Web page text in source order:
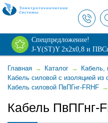
Спецпредложение!
J-Y(ST)Y 2х2х0,8 и
Главная → Каталог → Кабель,
Кабель силовой с изоляцией из
Кабель силовой ПвПГнг-FRHF →
Кабель ПвПГнг-